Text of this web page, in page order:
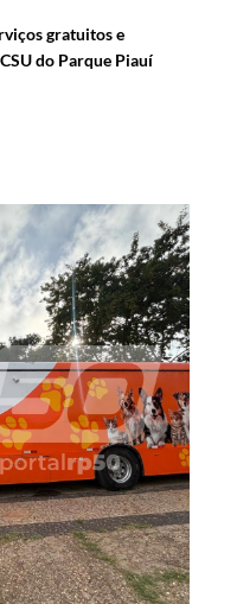
gratuitos e
do Parque Piauí